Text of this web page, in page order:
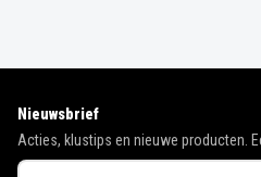
Nieuwsbrief
Acties, klustips en nieuwe producten.